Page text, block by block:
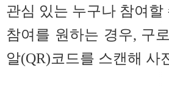
관심 있는 누구나 참여
참여를 원하는 경우, 구
알(QR)코드를 스캔해 사